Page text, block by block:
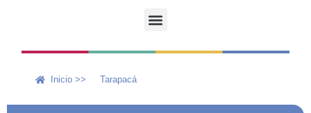
Inicio >> Tarapacá